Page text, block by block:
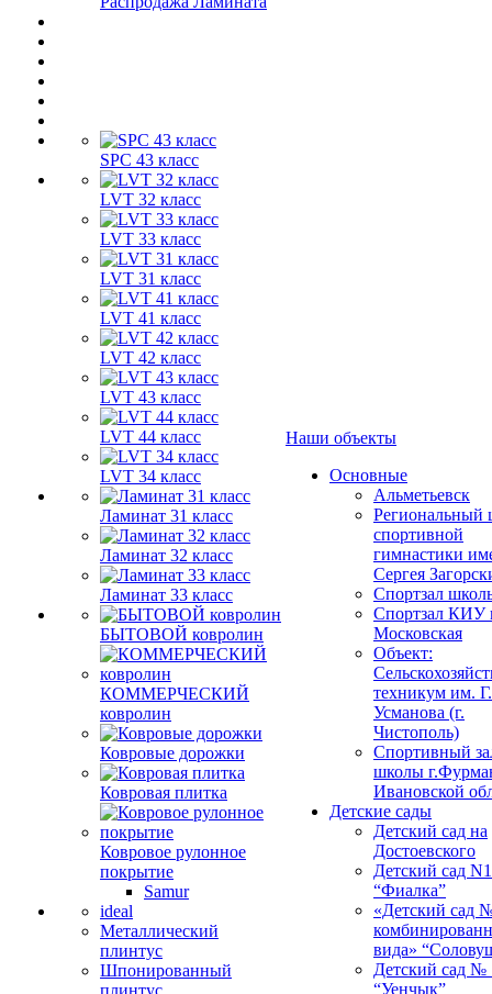
SPC 43 класс
LVT 32 класс
LVT 33 класс
LVT 31 класс
LVT 41 класс
LVT 42 класс
LVT 43 класс
LVT 44 класс
LVT 34 класс
Ламинат 31 класс
Ламинат 32 класс
Ламинат 33 класс
БЫТОВОЙ ковролин
КОММЕРЧЕСКИЙ
ковролин
Ковровые дорожки
Ковровая плитка
Ковровое рулонное
покрытие
Samur
ideal
Металлический
плинтус
Шпонированный
плинтус
Наши объекты
Основные
Альметьевск
Региональный
спортивной
гимнастики
Сергея
Спортзал
Спортзал КИУ
Московская
Объект:
техникум им.
Усманова (г.
Чистополь)
Спортивный
школы
Ивановской
Детские сады
Детский сад на
Достоевского
Детский сад
“Фиалка”
«Детский сад
вида»
Детский сад №
“Уенчык”